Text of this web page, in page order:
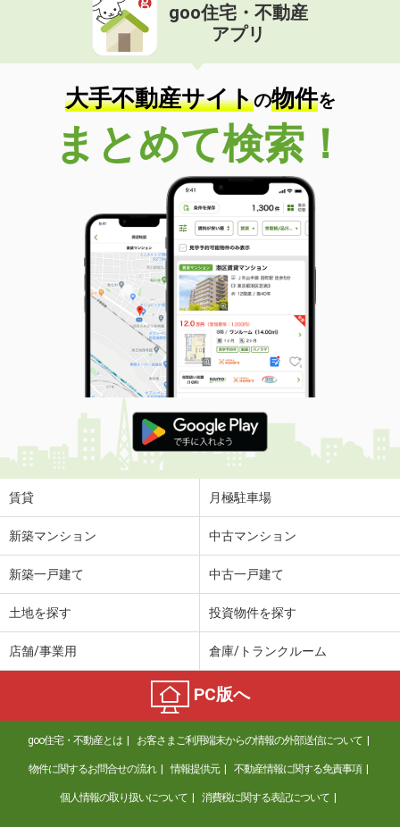
goo住宅・不動産
アプリ
大手不動産サイトの物件を
まとめて検索！
賃貸 月極駐車場
新築マンション 中古マンション
新築一戸建て 中古一戸建て
土地を探す 投資物件を探す
店舗/事業用 倉庫/トランクルーム
PC版へ
goo住宅・不動産とは お客さまご利用端末からの情報の外部送信について
物件に関するお問合せの流れ 情報提供元 不動産情報に関する免責事項
個人情報の取り扱いについて 消費税に関する表記について